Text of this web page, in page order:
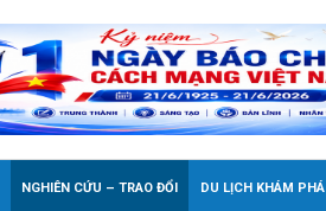
NGHIÊN CỨU – TRAO ĐỔI DU LỊCH KHÁM PHÁ